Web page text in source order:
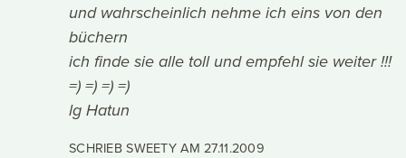
und wahrscheinlich nehme ich eins von den
büchern
ich finde sie alle toll und empfehl sie weiter !!!
=) =) =) =)
lg Hatun
SCHRIEB SWEETY AM27.11.2009